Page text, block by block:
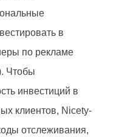
в
по рекламе
Чтобы
инвестиций в
клиентов, Nicety-
отслеживания,